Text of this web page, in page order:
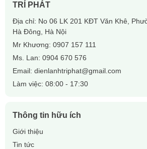
TRÍ PHÁT
Địa chỉ: No 06 LK 201 KĐT Văn Khê,
Hà Đông, Hà Nội
Mr Khương: 0907 157 111
Ms. Lan: 0904 670 576
Email: dienlanhtriphat@gmail.com
Làm việc: 08:00 - 17:30
Thông tin hữu ích
Giới thiệu
Tin tức